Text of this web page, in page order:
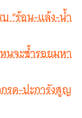
“ร้อน-แล้ง-น้ำ
นจะซ้ำรอยมหา
รด-ปะการังสูญ